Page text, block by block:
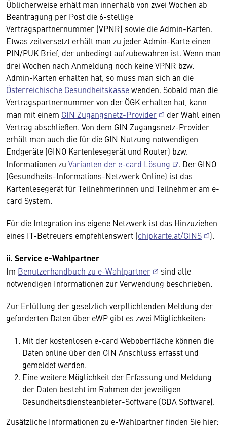
Üblicherweise erhält man innerhalb von zwei Wochen ab
Beantragung per Post die 6-stellige
Vertragspartnernummer (VPNR) sowie die Admin-Karten.
Etwas zeitversetzt erhält man zu jeder Admin-Karte einen
PIN/PUK Brief, der unbedingt aufzubewahren ist. Wenn man
drei Wochen nach Anmeldung noch keine VPNR bzw.
Admin-Karten erhalten hat, so muss man sich an die
Österreichische Gesundheitskassewenden. Sobald man die
Vertragspartnernummer von der ÖGK erhalten hat, kann
man mit einem GIN Zugangsnetz-Provider
der Wahl einen
Vertrag abschließen. Von dem GIN Zugangsnetz-Provider
erhält man auch die für die GIN Nutzung notwendigen
Endgeräte (GINO Kartenlesegerät und Router) bzw.
Informationen zu Varianten der e-card Lösung
. Der GINO
(Gesundheits-Informations-Netzwerk Online) ist das
Kartenlesegerät für Teilnehmerinnen und Teilnehmer am e-
card System.
Für die Integration ins eigene Netzwerk ist das Hinzuziehen
eines IT-Betreuers empfehlenswert (chipkarte.at/GINS ).
ii. Service e-Wahlpartner
Im Benutzerhandbuch zu e-Wahlpartner
sind alle
notwendigen Informationen zur Verwendung beschrieben.
Zur Erfüllung der gesetzlich verpflichtenden Meldung der
geforderten Daten über eWP gibt es zwei Möglichkeiten:
Mit der kostenlosen e-card Weboberfläche können die
Daten online über den GIN Anschluss erfasst und
gemeldet werden.
Eine weitere Möglichkeit der Erfassung und Meldung
der Daten besteht im Rahmen der jeweiligen
Gesundheitsdiensteanbieter-Software (GDA Software).
Zusätzliche Informationen zu e-Wahlpartner finden Sie hier: